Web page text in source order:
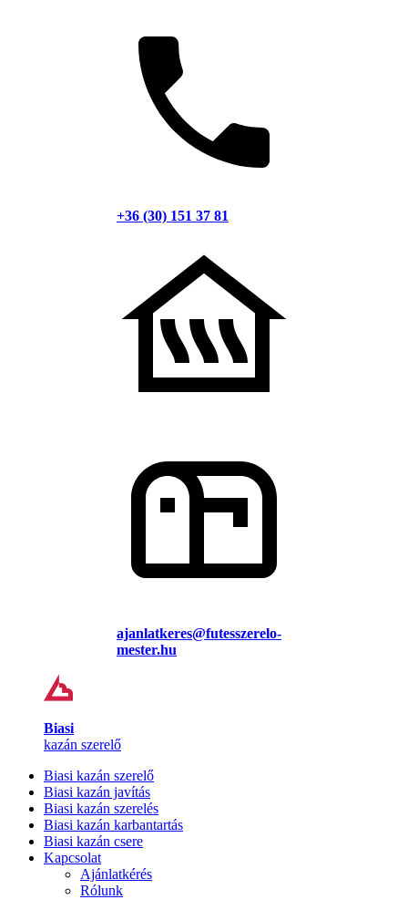
+36 (30) 151 37 81
ajanlatkeres@futesszerelo-
mester.hu
Biasi
kazán szerelő
Biasi kazán szerelő
Biasi kazán javítás
Biasi kazán szerelés
Biasi kazán karbantartás
Biasi kazán csere
Kapcsolat
Ajánlatkérés
Rólunk